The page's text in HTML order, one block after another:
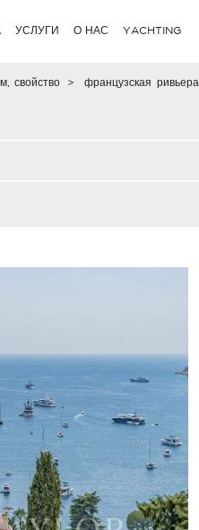
УСЛУГИ О НАС YACHTING
свойство > французская ривьера